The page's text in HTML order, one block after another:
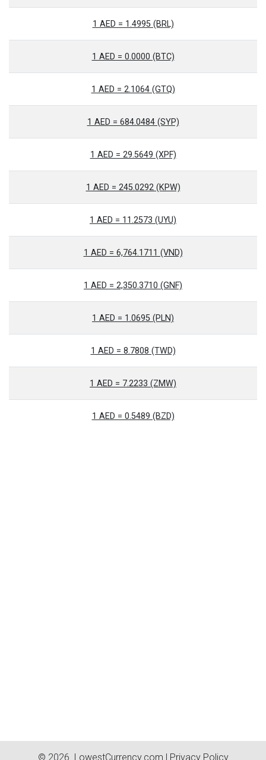
1 AED = 1.4995 (BRL)
1 AED = 0.0000 (BTC)
1 AED = 2.1064 (GTQ)
1 AED = 684.0484 (SYP)
1 AED = 29.5649 (XPF)
1 AED = 245.0292 (KPW)
1 AED = 11.2573 (UYU)
1 AED = 6,764.1711 (VND)
1 AED = 2,350.3710 (GNF)
1 AED = 1.0695 (PLN)
1 AED = 8.7808 (TWD)
1 AED = 7.2233 (ZMW)
1 AED = 0.5489 (BZD)
© 2026. LowestCurrency.com | Privacy Policy